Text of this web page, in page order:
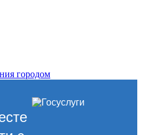
городом